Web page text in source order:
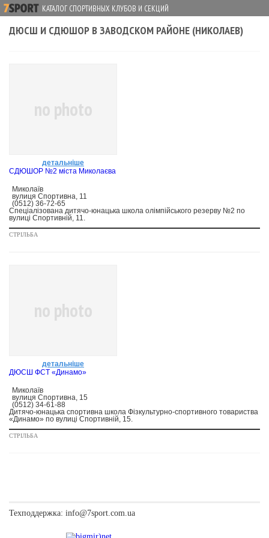
КАТАЛОГ СПОРТИВНЫХ КЛУБОВ И СЕКЦИЙ
ДЮСШ И СДЮШОР В ЗАВОДСКОМ РАЙОНЕ (НИКОЛАЕВ)
no photo
детальніше
СДЮШОР №2 міста Миколаєва
Миколаїв
вулиця Спортивна, 11
(0512) 36-72-65
Спеціалізована дитячо-юнацька школа олімпійського резерву №2 по
вулиці Спортивній, 11.
СТРІЛЬБА
no photo
детальніше
ДЮCШ ФСТ «Динамо»
Миколаїв
вулиця Спортивна, 15
(0512) 34-61-88
Дитячо-юнацька спортивна школа Фізкультурно-спортивного товариства
«Динамо» по вулиці Спортивній, 15.
СТРІЛЬБА
Техподдержка: info@7sport.com.ua